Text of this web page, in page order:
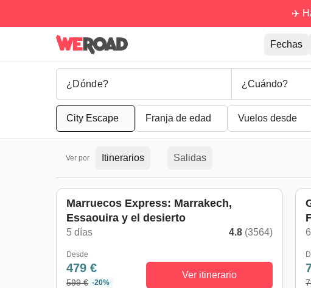
✈️
Fechas
¿Cuándo?
City Escape Franja de edad Vuelos desde
Ver por Itinerarios Salidas
Marruecos Express: Marrakech,
Essaouira y el desierto
5 días 4.8 (3564)
Desde
479 €
599 € -20%
Ver itinerario